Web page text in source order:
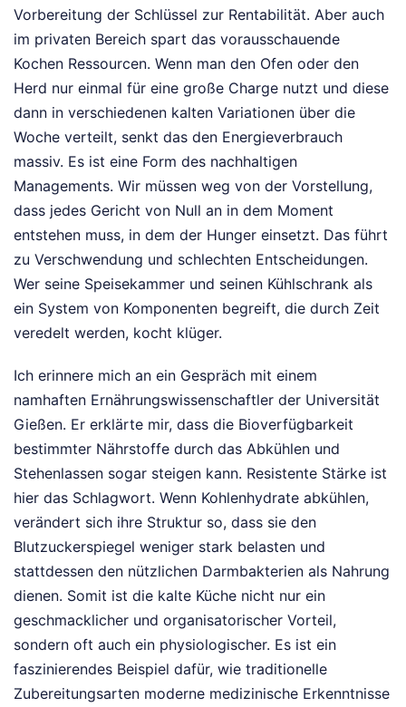
Vorbereitung der Schlüssel zur Rentabilität. Aber auch
im privaten Bereich spart das vorausschauende
Kochen Ressourcen. Wenn man den Ofen oder den
Herd nur einmal für eine große Charge nutzt und diese
dann in verschiedenen kalten Variationen über die
Woche verteilt, senkt das den Energieverbrauch
massiv. Es ist eine Form des nachhaltigen
Managements. Wir müssen weg von der Vorstellung,
dass jedes Gericht von Null an in dem Moment
entstehen muss, in dem der Hunger einsetzt. Das führt
zu Verschwendung und schlechten Entscheidungen.
Wer seine Speisekammer und seinen Kühlschrank als
ein System von Komponenten begreift, die durch Zeit
veredelt werden, kocht klüger.
Ich erinnere mich an ein Gespräch mit einem
namhaften Ernährungswissenschaftler der Universität
Gießen. Er erklärte mir, dass die Bioverfügbarkeit
bestimmter Nährstoffe durch das Abkühlen und
Stehenlassen sogar steigen kann. Resistente Stärke ist
hier das Schlagwort. Wenn Kohlenhydrate abkühlen,
verändert sich ihre Struktur so, dass sie den
Blutzuckerspiegel weniger stark belasten und
stattdessen den nützlichen Darmbakterien als Nahrung
dienen. Somit ist die kalte Küche nicht nur ein
geschmacklicher und organisatorischer Vorteil,
sondern oft auch ein physiologischer. Es ist ein
faszinierendes Beispiel dafür, wie traditionelle
Zubereitungsarten moderne medizinische Erkenntnisse